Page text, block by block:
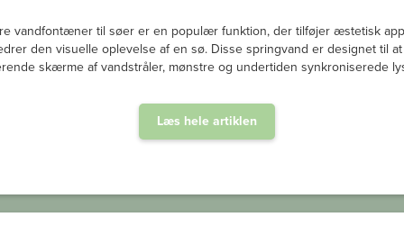
vandfontæner til søer er en populær funktion, der tilføjer æstetisk
den visuelle oplevelse af en sø. Disse springvand er designet til
skærme af vandstråler, mønstre og undertiden synkroniserede
Læs hele artiklen